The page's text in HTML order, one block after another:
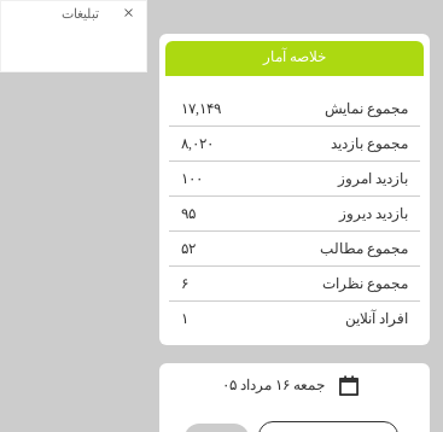
خلاصه آمار
مجموع نمایش‌ ۱۷,۱۴۹
مجموع بازدید ۸,۰۲۰
بازدید امروز ۱۰۰
بازدید دیروز ۹۵
مجموع مطالب ۵۲
مجموع نظرات ۶
افراد آنلاین ۱
جمعه ۱۶ مرداد ۰۵
تبلیغات ×